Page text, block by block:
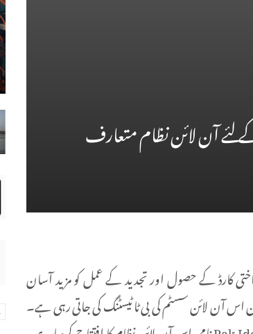
لئے آن لائن نظام متعارف
کارڈ کے حصول اور تجدید کے عمل کو مزید آسان
آن لائن سسٹم کی بی ٹا ٹیسٹنگ کی جاتی رہی ہے۔